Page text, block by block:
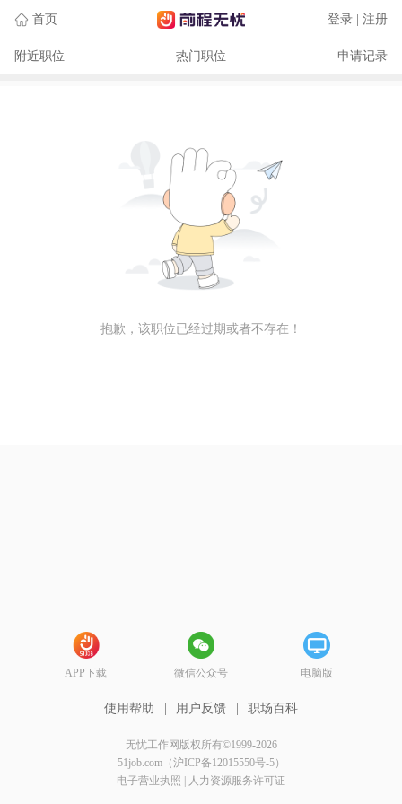
首页 登录 | 注册
附近职位 热门职位 申请记录
抱歉，该职位已经过期或者不存在！
APP下载 微信公众号 电脑版
使用帮助 用户反馈 职场百科
无忧工作网版权所有©1999-2026
51job.com（沪ICP备12015550号-5）
电子营业执照
人力资源服务许可证